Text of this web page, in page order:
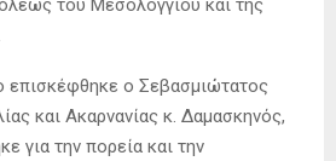
του Μεσολογγίου και της
επισκέφθηκε ο Σεβασμιώτατος
και Ακαρνανίας κ. Δαμασκηνός,
για την πορεία και την